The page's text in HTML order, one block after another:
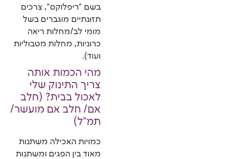
בשם "ריפלוקס", צרכים
תזונתיים מוגברים בשל
מומי לב/מחלות ריאה
כרוניות, מחלות מטבוליות
ועוד).
מהי הכמות אותה
צריך התינוק שלי
לאכול בבית? (חלב
אם/ חלב אם מועשר/
תמ"ל)
כמויות האכילה משתנות
מאוד בין הפגים ומשתנות